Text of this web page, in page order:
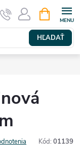
HĽADAŤ
KOŠÍK
Kód: 01139